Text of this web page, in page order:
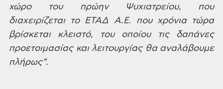
χώρο τουπρώην Ψυχιατρείου, που
διαχειρίζεταιτο ΕΤΑΔ Α.Ε. που χρόνια τώρα
βρίσκεταικλειστό, του οποίου τις δαπάνες
προετοιμασίας και λειτουργίας θααναλάβουμε
πλήρως”.